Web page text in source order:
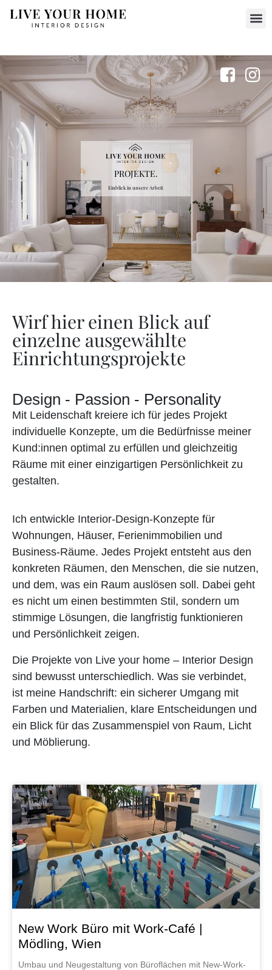
PROJEKTE.
Einblick in unsere Arbeit
Wirf hier einen Blick auf
einzelne ausgewählte
Einrichtungsprojekte
Design - Passion - Personality
Mit Leidenschaft kreiere ich für jedes Projekt
individuelle Konzepte, um die Bedürfnisse meiner
Kund:innen optimal zu erfüllen und gleichzeitig
Räume mit einer einzigartigen Persönlichkeit zu
gestalten.
Ich entwickle Interior-Design-Konzepte für
Wohnungen, Häuser, Ferienimmobilien und
Business-Räume. Jedes Projekt entsteht aus den
konkreten Räumen, den Menschen, die sie nutzen,
und dem, was ein Raum auslösen soll. Dabei geht
es nicht um einen bestimmten Stil, sondern um
stimmige Lösungen, die langfristig funktionieren
und Persönlichkeit zeigen.
Die Projekte von Live your home – Interior Design
sind bewusst unterschiedlich. Was sie verbindet,
ist meine Handschrift: ein sicherer Umgang mit
Farben und Materialien, klare Entscheidungen und
ein Blick für das Zusammenspiel von Raum, Licht
und Möblierung.
New Work Büro mit Work-Café |
Mödling, Wien
Umbau und Neugestaltung von Büroflächen mit New-Work-